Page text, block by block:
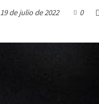
19 de julio de 2022 0